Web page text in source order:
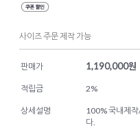
사이즈 주문 제작 가능
판매가 1,190,000원
적립금 2%
상세설명
100% 국내제작
다.